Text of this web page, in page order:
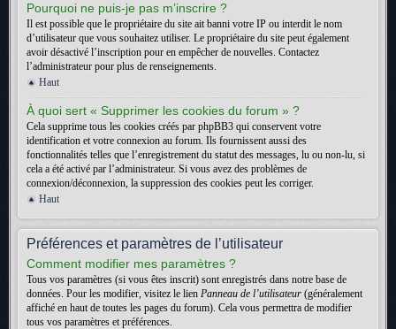
Pourquoi ne puis-je pas m’inscrire ?
Il est possible que le propriétaire du site ait banni votre IP ou interdit le nom
d’utilisateur que vous souhaitez utiliser. Le propriétaire du site peut également
avoir désactivé l’inscription pour en empêcher de nouvelles. Contactez
l’administrateur pour plus de renseignements.
Haut
À quoi sert « Supprimer les cookies du forum » ?
Cela supprime tous les cookies créés par phpBB3 qui conservent votre
identification et votre connexion au forum. Ils fournissent aussi des
fonctionnalités telles que l’enregistrement du statut des messages, lu ou non-lu, si
cela a été activé par l’administrateur. Si vous avez des problèmes de
connexion/déconnexion, la suppression des cookies peut les corriger.
Haut
Préférences et paramètres de l’utilisateur
Comment modifier mes paramètres ?
Tous vos paramètres (si vous êtes inscrit) sont enregistrés dans notre base de
données. Pour les modifier, visitez le lien Panneau de l’utilisateur (généralement
affiché en haut de toutes les pages du forum). Cela vous permettra de modifier
tous vos paramètres et préférences.